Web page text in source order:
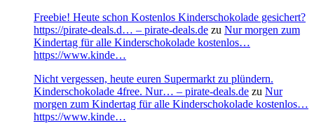
Freebie! Heute schon Kostenlos Kinderschokolade gesichert?
https://pirate-deals.d… – pirate-deals.de zu Nur morgen zum
Kindertag für alle Kinderschokolade kostenlos…
https://www.kinde…
Nicht vergessen, heute euren Supermarkt zu plündern.
Kinderschokolade 4free. Nur… – pirate-deals.de zu Nur
morgen zum Kindertag für alle Kinderschokolade kostenlos…
https://www.kinde…